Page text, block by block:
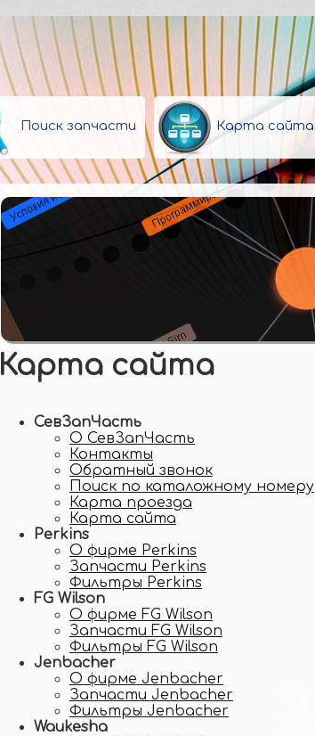
Поиск запчасти Карта сайта
Карта сайта
СевЗапЧасть
О СевЗапЧасть
Контакты
Обратный звонок
Поиск по каталожному номеру
Карта проезда
Карта сайта
Perkins
О фирме Perkins
Запчасти Perkins
Фильтры Perkins
FG Wilson
О фирме FG Wilson
Запчасти FG Wilson
Фильтры FG Wilson
Jenbacher
О фирме Jenbacher
Запчасти Jenbacher
Фильтры Jenbacher
Waukesha